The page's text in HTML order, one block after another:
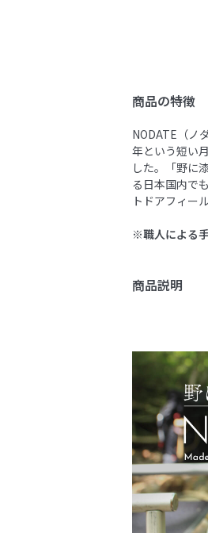
商品の特徴
NODATE（ノ
年という短い
した。「野に
る日本国内で
トドアフィー
※職人による
商品説明